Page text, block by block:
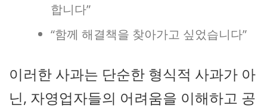
합니다”
“함께 해결책을 찾아가고 싶었습니다”
이러한 사과는 단순한 형식적 사과가 아
닌, 자영업자들의 어려움을 이해하고 공